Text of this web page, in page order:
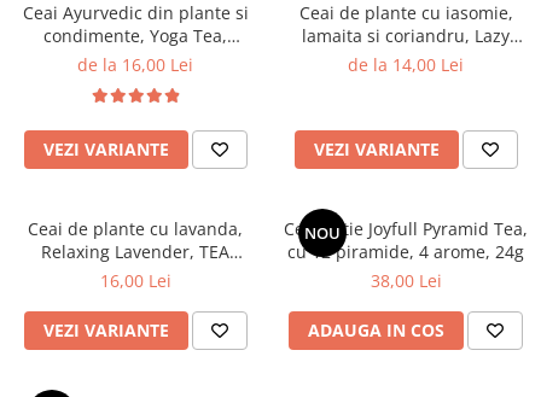
Cafea Aromatizata
Ceai Ayurvedic din plante si
condimente, Yoga Tea,
TEAGRDEN
de la 16,00 Lei
VEZI VARIANTE
Ceai de plante cu iasomie,
lamaita si coriandru, Lazy
Blend, TEAGARDEN
de la 14,00 Lei
VEZI VARIANTE
Ceai de plante cu lavanda,
Relaxing Lavender, TEA
GARDEN
16,00 Lei
VEZI VARIANTE
NOU
Ceai cutie Joyfull Pyramid Tea,
cu 12 piramide, 4 arome, 24g
38,00 Lei
ADAUGA IN COS